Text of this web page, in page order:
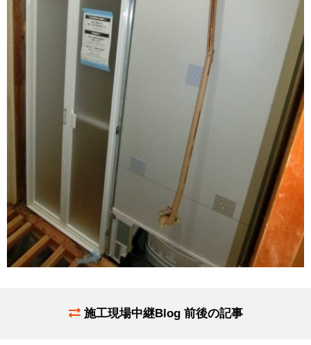
施工現場中継Blog 前後の記事